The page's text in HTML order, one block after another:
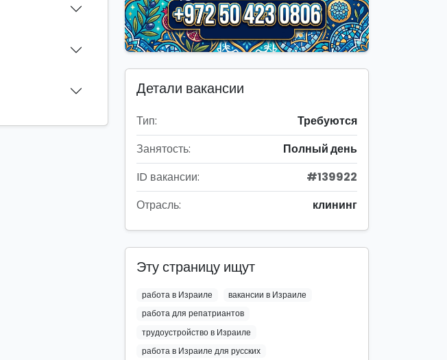
Детали вакансии
Тип:
Требуются
Занятость:
Полный день
ID вакансии:
#139922
Отрасль:
клининг
Эту страницу ищут
работа в Израиле
вакансии в Израиле
работа для репатриантов
трудоустройство в Израиле
работа в Израиле для русских